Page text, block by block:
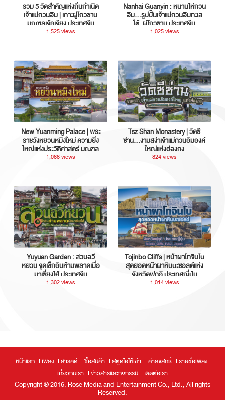
รวม 5 วัดสำคัญแห่งถิ่นกำเนิด
เจ้าแม่กวนอิม | เกาะผู่โถวซาน
มณฑลเจ้อเจียง ประเทศจีน
1,525 views
Nanhai Guanyin : หนานไห่กวน
อิม...รูปปั้นเจ้าแม่กวนอิมทะเล
ใต้, ผู่โถวซาน ประเทศจีน
1,025 views
New Yuanming Palace | พระ
ราชวังหยวนหมิงใหม่ ความยิ่ง
ใหญ่แห่งประวัติศาสตร์ มณฑล
กวางตุ้ง ประเทศจีน
1,068 views
Tsz Shan Monastery | วัดซี
ซ่าน…งามสง่าเจ้าแม่กวนอิมองค์
ใหญ่แห่งฮ่องกง
824 views
Yuyuan Garden : สวนอวี้
หยวน จุดเช็กอินห้ามพลาดเมื่อ
มาเซี่ยงไฮ้ ประเทศจีน
1,302 views
Tojinbo Cliffs | หน้าผาโทจินโบ
สุดยอดหน้าผาหินบะซอลต์แห่ง
จังหวัดฟุกุอิ ประเทศญี่ปุ่น
1,014 views
หน้าแรก เพลง สารคดี ซื้อสินค้า สตูดิโอให้เช่า ค่าลิขสิทธิ์
รายชื่อเพลง
เกี่ยวกับเรา
ข่าวสารและกิจกรรม ติดต่อเรา
Copyright ® 2016, Rose Media and Entertainment Co., Ltd., All rights
Reserved.